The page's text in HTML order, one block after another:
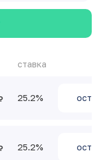
ставка
25.2
25.2